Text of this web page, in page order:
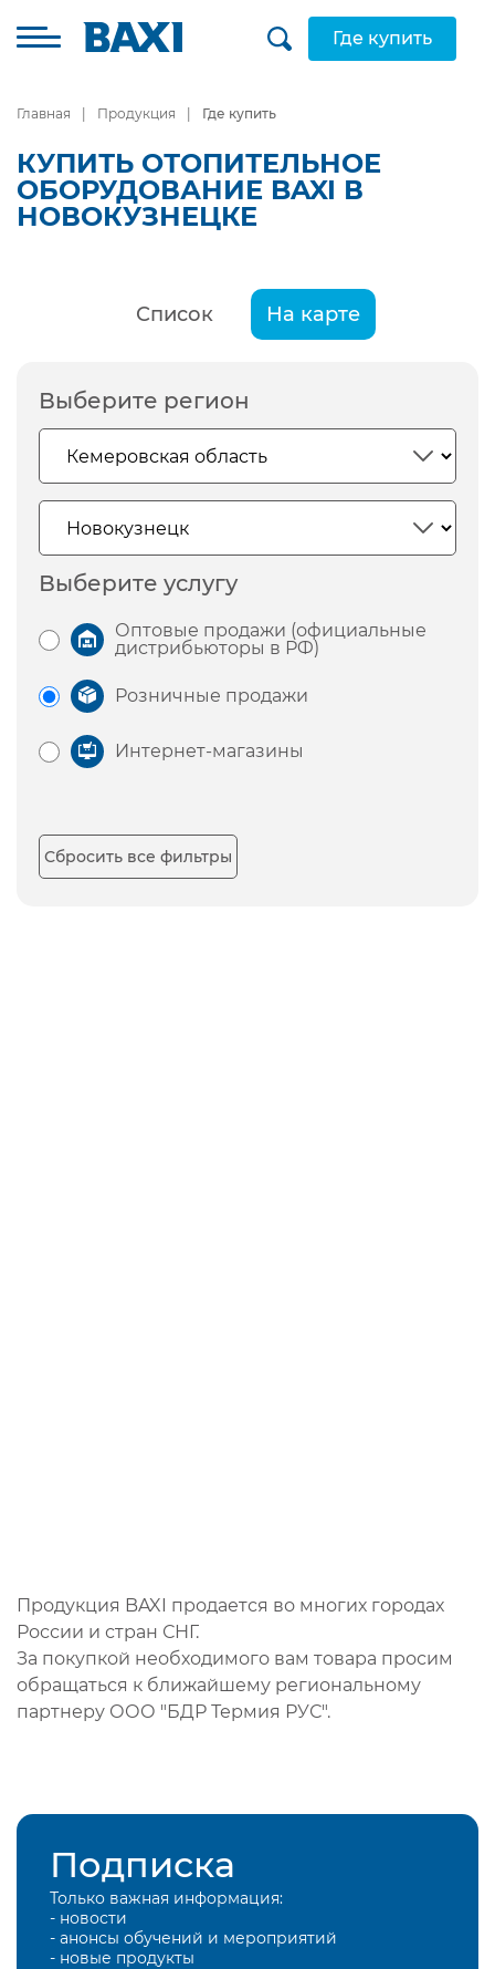
Где купить
Главная Продукция Где купить
КУПИТЬ ОТОПИТЕЛЬНОЕ
ОБОРУДОВАНИЕ BAXI В
НОВОКУЗНЕЦКЕ
Список На карте
Выберите регион
Выберите услугу
Оптовые продажи (официальные
дистрибьюторы в РФ)
Розничные продажи
Интернет-магазины
Сбросить все фильтры
Продукция BAXI продается во многих городах
России и стран СНГ.
За покупкой необходимого вам товара просим
обращаться к ближайшему региональному
партнеру ООО "БДР Термия РУС".
Подписка
Только важная информация:
- новости
- анонсы обучений и мероприятий
- новые продукты